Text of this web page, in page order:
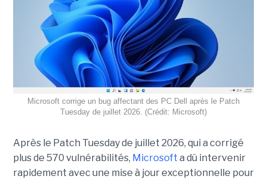
Microsoft corrige un bug affectant des PC Dell après le Patch
Tuesday de juillet 2026. (Crédit: Microsoft)
Après le Patch Tuesday de juillet 2026, qui a corrigé
plus de 570 vulnérabilités, Microsoft a dû intervenir
rapidement avec une mise à jour exceptionnelle pour